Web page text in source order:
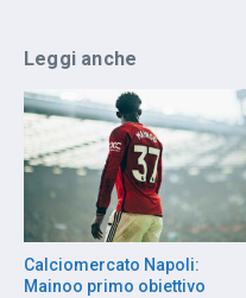
Leggi anche
Calciomercato Napoli:
Mainoo primo obiettivo